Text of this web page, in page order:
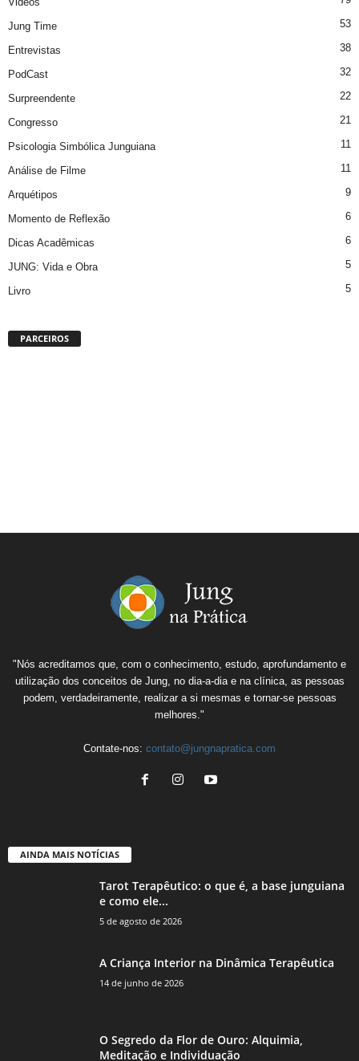
Jung Time 53
Entrevistas 38
PodCast 32
Surpreendente 22
Congresso 21
Psicologia Simbólica Junguiana 11
Análise de Filme 11
Arquétipos 9
Momento de Reflexão 6
Dicas Acadêmicas 6
JUNG: Vida e Obra 5
Livro 5
PARCEIROS
"Nós acreditamos que, com o conhecimento, estudo, aprofundamento e
utilização dos conceitos de Jung, no dia-a-dia e na clínica, as pessoas
podem, verdadeiramente, realizar a si mesmas e tornar-se pessoas
melhores."
Contate-nos: contato@jungnapratica.com
AINDA MAIS NOTÍCIAS
Tarot Terapêutico: o que é, a base junguiana
e como ele...
5 de agosto de 2026
A Criança Interior na Dinâmica Terapêutica
14 de junho de 2026
O Segredo da Flor de Ouro: Alquimia,
Meditação e Individuação